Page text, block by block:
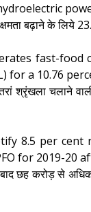
बढ़ाने के लिये
fast-
for a 10.76
श्रृंखला चलाने
8.5 per
for 2019-20
छह करोड़ से अधिक